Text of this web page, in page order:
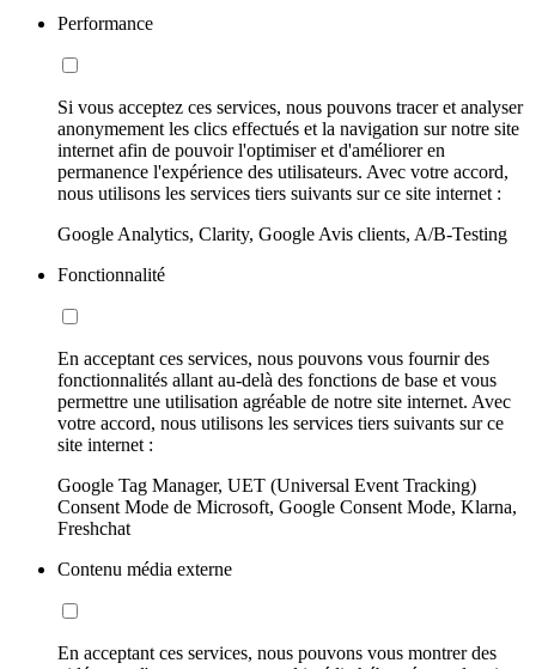
Performance
Si vous acceptez ces services, nous pouvons tracer et analyser
anonymement les clics effectués et la navigation sur notre site
internet afin de pouvoir l'optimiser et d'améliorer en
permanence l'expérience des utilisateurs. Avec votre accord,
nous utilisons les services tiers suivants sur ce site internet :
Google Analytics, Clarity, Google Avis clients, A/B-Testing
Fonctionnalité
En acceptant ces services, nous pouvons vous fournir des
fonctionnalités allant au-delà des fonctions de base et vous
permettre une utilisation agréable de notre site internet. Avec
votre accord, nous utilisons les services tiers suivants sur ce
site internet :
Google Tag Manager, UET (Universal Event Tracking)
Consent Mode de Microsoft, Google Consent Mode, Klarna,
Freshchat
Contenu média externe
En acceptant ces services, nous pouvons vous montrer des